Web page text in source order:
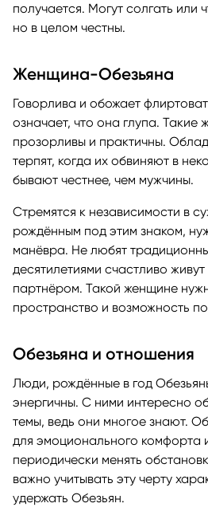
получается. Могут солгать или
но в целом честны.
Женщина-Обезьяна
Говорлива и обожает
означает, что она глупа. Такие
прозорливы и практичны.
терпят, когда их обвиняют в
бывают честнее, чем мужчины.
Стремятся к независимости в
рождённым под этим знаком,
манёвра. Не любят
десятилетиями счастливо
партнёром. Такой женщине
пространство и возможность
Обезьяна и отношения
Люди, рождённые в год
энергичны. С ними интересно
темы, ведь они многое знают.
для эмоционального комфорта
периодически менять
важно учитывать эту черту
удержать Обезьян.